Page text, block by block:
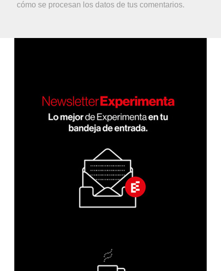
cómo se procesan los datos de tus comentarios.